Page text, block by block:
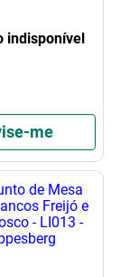
indisponível
me